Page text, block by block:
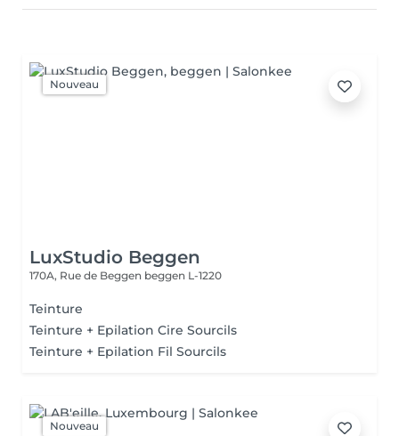
Nouveau
LuxStudio Beggen
170A, Rue de Beggen beggen L-1220
Teinture
Teinture + Epilation Cire Sourcils
Teinture + Epilation Fil Sourcils
Nouveau